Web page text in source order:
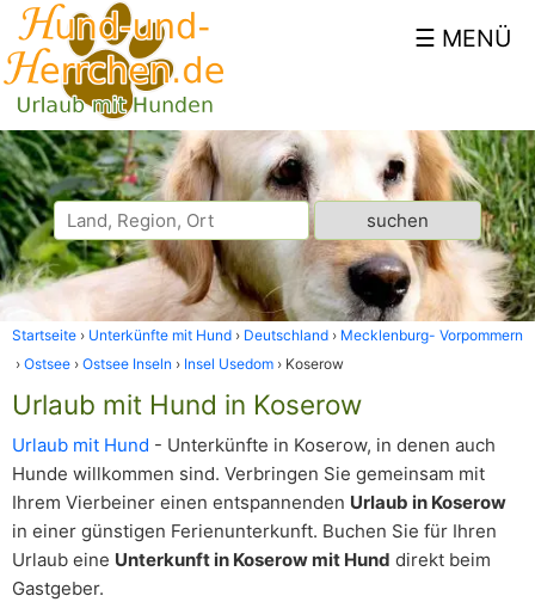
Startseite Unterkünfte mit Hund Deutschland
Mecklenburg- Vorpommern
Ostsee
Ostsee Inseln Insel Usedom Koserow
Urlaub mit Hund in Koserow
Urlaub mit Hund - Unterkünfte in Koserow, in denen auch
Hunde willkommen sind. Verbringen Sie gemeinsam mit
Ihrem Vierbeiner einen entspannenden Urlaub in Koserow
in einer günstigen Ferienunterkunft. Buchen Sie für Ihren
Urlaub eine Unterkunft in Koserow mit Hund direkt beim
Gastgeber.